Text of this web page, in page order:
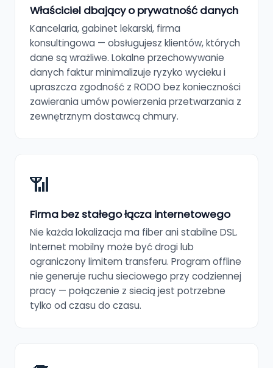
Właściciel dbający o prywatność danych
Kancelaria, gabinet lekarski, firma
konsultingowa — obsługujesz klientów, których
dane są wrażliwe. Lokalne przechowywanie
danych faktur minimalizuje ryzyko wycieku i
upraszcza zgodność z RODO bez konieczności
zawierania umów powierzenia przetwarzania z
zewnętrznym dostawcą chmury.
📶
Firma bez stałego łącza internetowego
Nie każda lokalizacja ma fiber ani stabilne DSL.
Internet mobilny może być drogi lub
ograniczony limitem transferu. Program offline
nie generuje ruchu sieciowego przy codziennej
pracy — połączenie z siecią jest potrzebne
tylko od czasu do czasu.